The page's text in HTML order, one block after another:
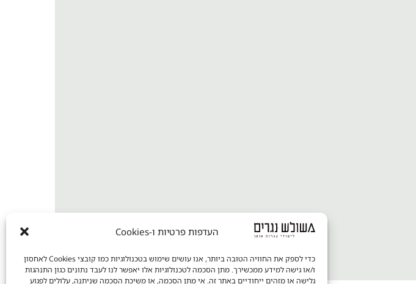
העדפות פרטיות ו-Cookies
כדי לספק את החוויה הטובה ביותר, אנו עושים שימוש בטכנולוגיות כמו קובצי Cookies לאחסון
ו/או גישה למידע ממכשירך. מתן הסכמה לטכנולוגיות אלו יאפשר לנו לעבד נתונים כגון התנהגות
גלישה או מזהים ייחודיים באתר זה. אי מתן הסכמה, או משיכת הסכמה שניתנה, עלולים לפגוע